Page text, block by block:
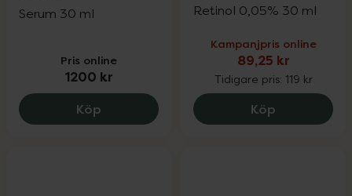
Serum 30 ml
Pris online
1200 kr
Köp Dermalogica Dynamic Skin Retinol
Retinol 0,05% 30 ml
Kampanjpris online
89,25 kr
Tidigare pris: 119 kr
Köp Kronans